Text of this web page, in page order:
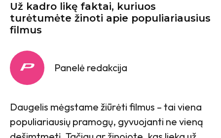
Už kadro likę faktai, kuriuos
turėtumėte žinoti apie populiariausius
filmus
Panelė redakcija
Daugelis mėgstame žiūrėti filmus – tai viena
populiariausių pramogų, gyvuojanti ne vieną